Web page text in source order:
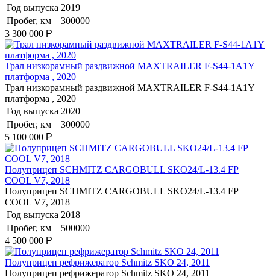
Год выпуска 2019
Пробег, км
300000
3 300 000 Р
Трал низкорамный раздвижной MAXTRAILER F-S44-1A1Y
платформа , 2020
Трал низкорамный раздвижной MAXTRAILER F-S44-1A1Y
платформа , 2020
Год выпуска 2020
Пробег, км
300000
5 100 000 Р
Полуприцеп SCHMITZ CARGOBULL SKO24/L-13.4 FP
COOL V7, 2018
Полуприцеп SCHMITZ CARGOBULL SKO24/L-13.4 FP
COOL V7, 2018
Год выпуска 2018
Пробег, км
500000
4 500 000 Р
Полуприцеп рефрижератор Schmitz SKO 24, 2011
Полуприцеп рефрижератор Schmitz SKO 24, 2011